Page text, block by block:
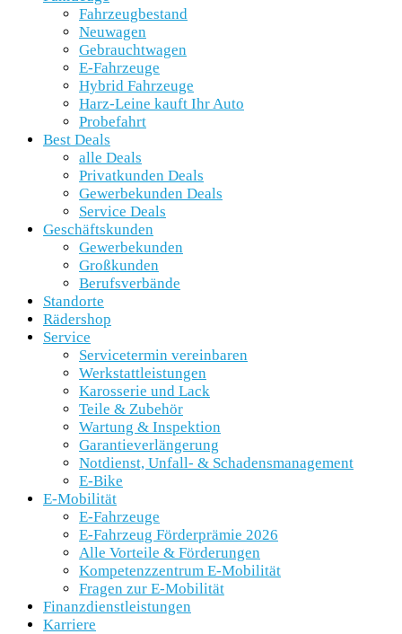
Fahrzeugbestand
Neuwagen
Gebrauchtwagen
E-Fahrzeuge
Hybrid Fahrzeuge
Harz-Leine kauft Ihr Auto
Probefahrt
Best Deals
alle Deals
Privatkunden Deals
Gewerbekunden Deals
Service Deals
Geschäftskunden
Gewerbekunden
Großkunden
Berufsverbände
Standorte
Rädershop
Service
Servicetermin vereinbaren
Werkstattleistungen
Karosserie und Lack
Teile & Zubehör
Wartung & Inspektion
Garantieverlängerung
Notdienst, Unfall- & Schadensmanagement
E-Bike
E-Mobilität
E-Fahrzeuge
E-Fahrzeug Förderprämie 2026
Alle Vorteile & Förderungen
Kompetenzzentrum E-Mobilität
Fragen zur E-Mobilität
Finanzdienstleistungen
Karriere